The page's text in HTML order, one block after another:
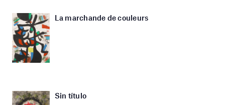
La marchande de couleurs
Sin título